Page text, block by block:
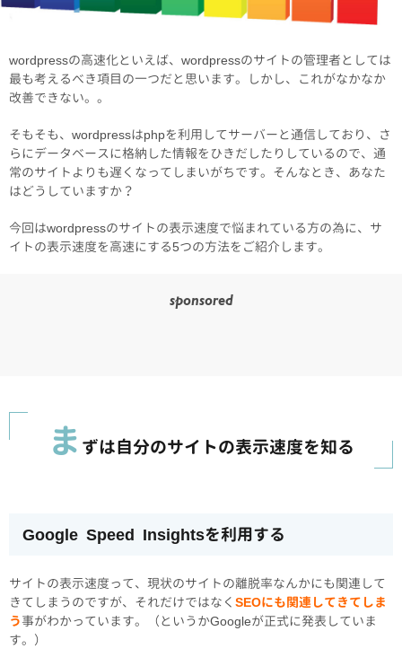
wordpressの高速化といえば、wordpressのサイトの管理者としては
最も考えるべき項目の一つだと思います。しかし、これがなかなか
改善できない。。
そもそも、wordpressはphpを利用してサーバーと通信しており、さ
らにデータベースに格納した情報をひきだしたりしているので、通
常のサイトよりも遅くなってしまいがちです。そんなとき、あなた
はどうしていますか？
今回はwordpressのサイトの表示速度で悩まれている方の為に、サ
イトの表示速度を高速にする5つの方法をご紹介します。
sponsored
ま ずは自分のサイトの表示速度を知る
Google Speed Insightsを利用する
サイトの表示速度って、現状のサイトの離脱率なんかにも関連して
きてしまうのですが、それだけではなく SEOにも関連してきてしま
う事がわかっています。（というかGoogleが正式に発表していま
す。）